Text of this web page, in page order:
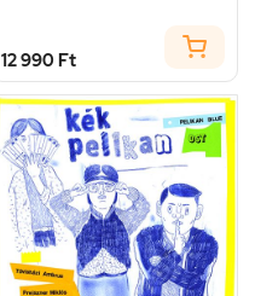
12 990 Ft